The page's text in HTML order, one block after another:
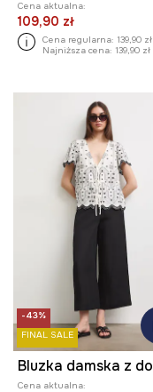
Cena aktualna:
109,90 zł
Cena regularna: 139,90 zł
Najniższa cena: 139,90 zł
-43%
FINAL SALE
Cena aktualna: